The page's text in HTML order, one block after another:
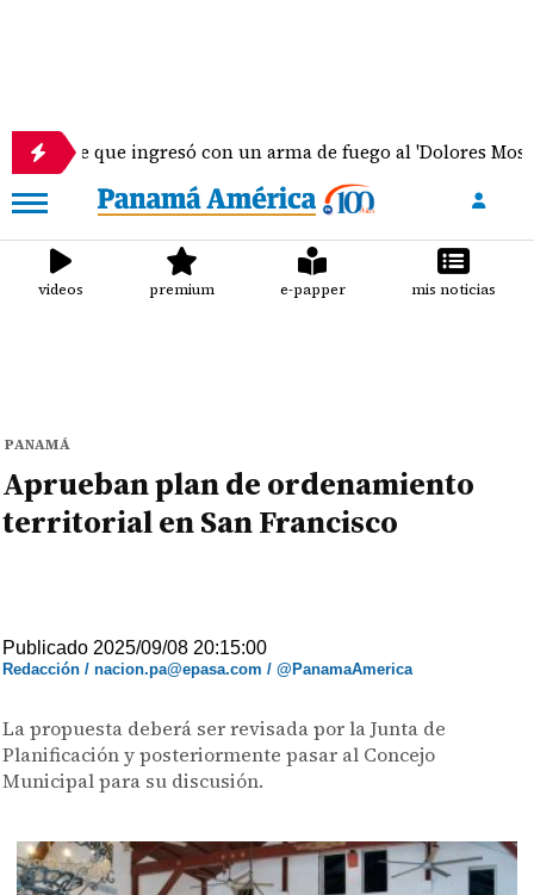
que ingresó con un arma de fuego al 'Dolores Moscote'
videos premium e-papper mis noticias
PANAMÁ
Aprueban plan de ordenamiento
territorial en San Francisco
Publicado 2025/09/08 20:15:00
Redacción / nacion.pa@epasa.com / @PanamaAmerica
La propuesta deberá ser revisada por la Junta de
Planificación y posteriormente pasar al Concejo
Municipal para su discusión.